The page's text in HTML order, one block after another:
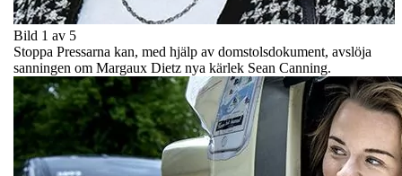
Bild 1 av 5
Stoppa Pressarna kan, med hjälp av domstolsdokument, avslöja
sanningen om Margaux Dietz nya kärlek Sean Canning.